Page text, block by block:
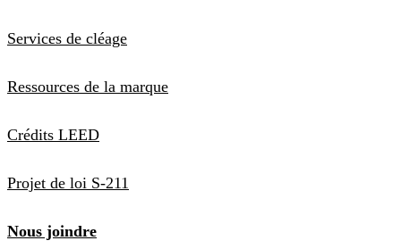
Services de cléage
Ressources de la marque
Crédits LEED
Projet de loi S-211
Nous joindre